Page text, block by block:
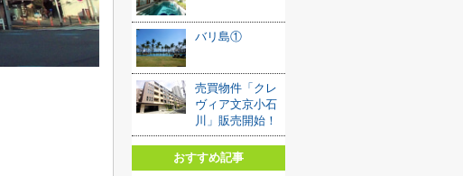
バリ島①
売買物件「クレ
ヴィア文京小石
川」販売開始！
おすすめ記事